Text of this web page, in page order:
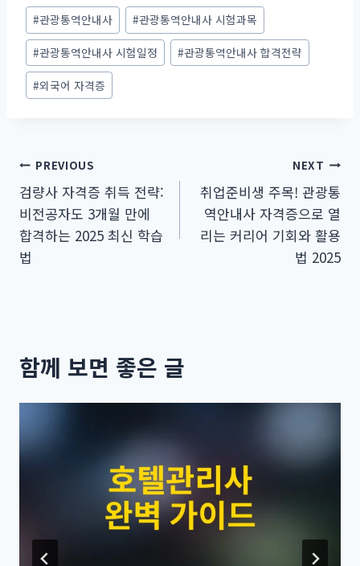
Post
Tags:
#관광통역안내사 #관광통역안내사 시험과목
#관광통역안내사 시험일정 #관광통역안내사 합격전략
#외국어 자격증
글
탐
색
PREVIOUS
검량사 자격증 취득 전략:
비전공자도 3개월 만에
합격하는 2025 최신 학습
법
NEXT
취업준비생 주목! 관광통
역안내사 자격증으로 열
리는 커리어 기회와 활용
법 2025
함께 보면 좋은 글